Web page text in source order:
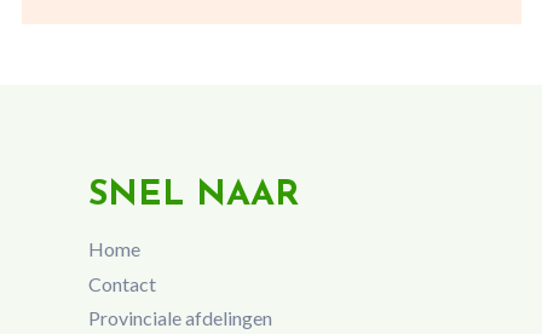
SNEL NAAR
Home
Contact
Provinciale afdelingen